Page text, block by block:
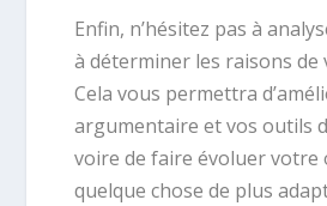
Enfin, n’hésitez pas à
à déterminer les raisons de
Cela vous permettra
argumentaire et vos outils
voire de faire évoluer votre
quelque chose de plus